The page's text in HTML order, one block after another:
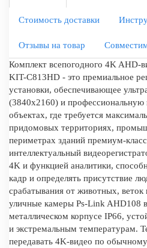
Стоимость доставки
Отзывы на товар
Комплект всепогодного 4K AHD-
KIT-C813HD - это премиальное
установки, обеспечивающее
(3840х2160) и профессиональную
объектах, где требуется
придомовых территориях,
периметрах зданий премиум-
интеллектуальный
4K и функцией аналитики,
кадр и определять присутствие
срабатывания от животных, веток
уличные камеры Ps-Link AHD108
металлическом корпусе IP66,
и экстремальным температурам.
передавать 4K-видео по